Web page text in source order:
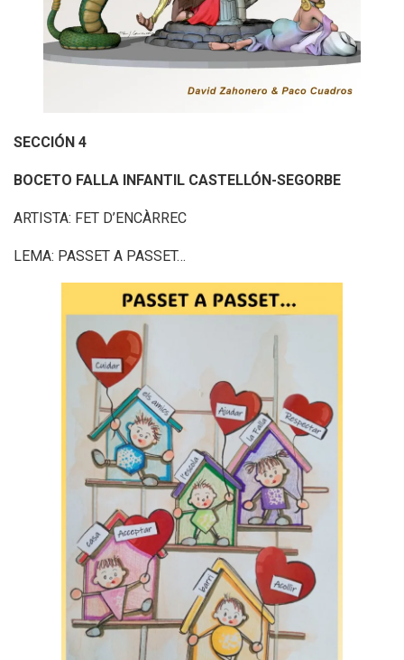
SECCIÓN 4
BOCETO FALLA INFANTIL CASTELLÓN-SEGORBE
ARTISTA: FET D’ENCÀRREC
LEMA: PASSET A PASSET…